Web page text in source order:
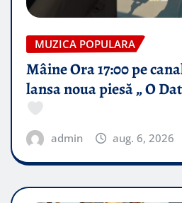
MUZICA POPULARA
Mâine Ora 17:00 pe
lansa noua piesă „ O
admin aug. 6, 2026